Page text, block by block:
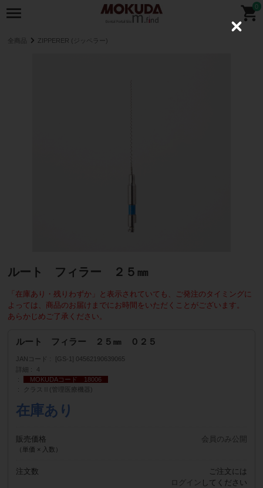
0
全商品 ZIPPERER (ジッペラー)
ルート フィラー ２５㎜
「在庫あり・残りわずか」と表示されていても、ご発注のタイミングに
よっては、商品のお届けまでにお時間をいただくことがございます。
あらかじめご了承ください。
ルート フィラー ２５㎜ ０２５
JANコード
[GS-1] 04562190639065
詳細
4
MOKUDAコード 18006
クラスⅡ(管理医療機器)
在庫あり
販売価格
（単価 × 入数）
会員のみ公開
注文数
ご注文には
ログイン してください
C